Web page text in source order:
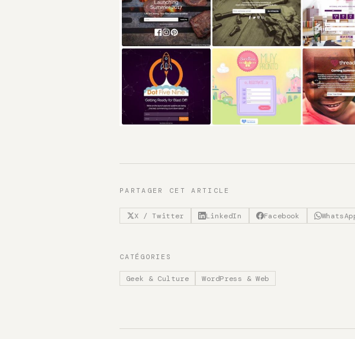
PARTAGER CET ARTICLE
X / Twitter LinkedIn Facebook
CATÉGORIES
Geek & Culture WordPress & Web